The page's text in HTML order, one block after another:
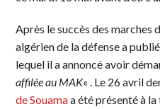
Après le succès des marches
algérien de la défense a
lequel il a annoncé avoir
affilée au MAK« . Le 26 avril
de Souamaa été présenté à